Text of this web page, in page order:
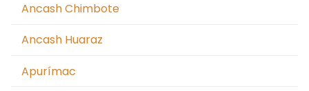
Ancash Chimbote
Ancash Huaraz
Apurímac